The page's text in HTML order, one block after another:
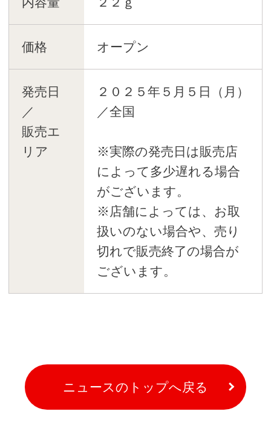
価格 オープン
発売日
／
販売エ
リア
２０２５年５月５日（月）
／全国
※実際の発売日は販売店
によって多少遅れる場合
がございます。
※店舗によっては、お取
扱いのない場合や、売り
切れで販売終了の場合が
ございます。
ニュースのトップへ戻る